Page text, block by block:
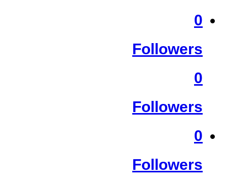
0
Followers
0
Followers
0
Followers